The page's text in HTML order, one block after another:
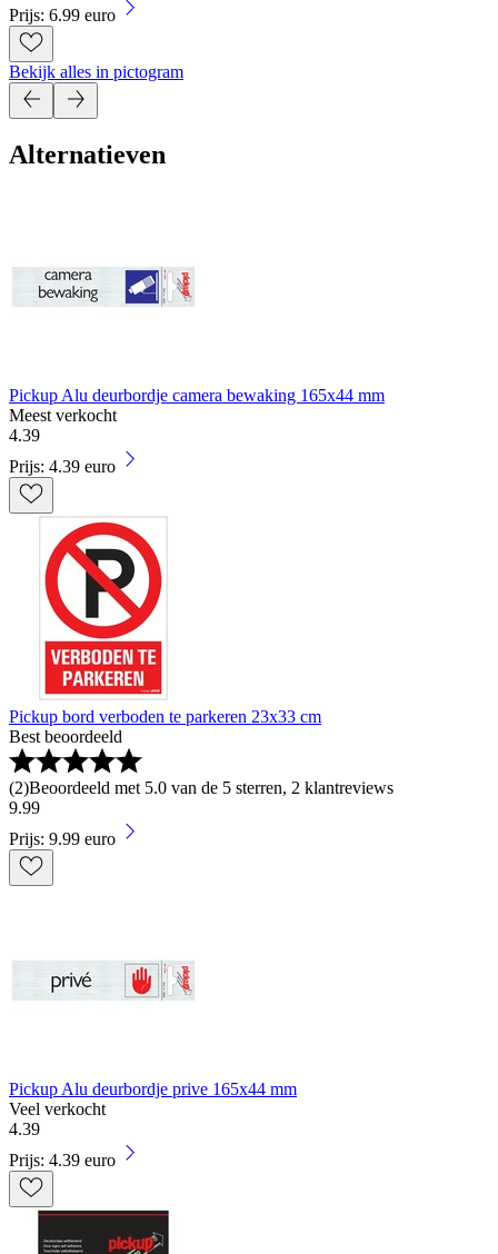
Prijs: 6.99 euro
Bekijk alles in pictogram
Alternatieven
Pickup Alu deurbordje camera bewaking 165x44 mm
Meest verkocht
4.39
Prijs: 4.39 euro
Pickup bord verboden te parkeren 23x33 cm
Best beoordeeld
(2)Beoordeeld met 5.0 van de 5 sterren, 2 klantreviews
9.99
Prijs: 9.99 euro
Pickup Alu deurbordje prive 165x44 mm
Veel verkocht
4.39
Prijs: 4.39 euro